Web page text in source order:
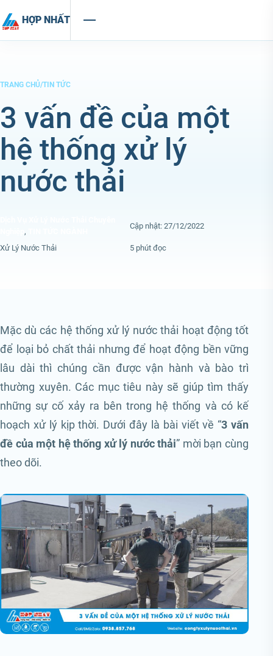
HỢP NHẤT
TRANG CHỦ/TIN TỨC
3 vấn đề của một
hệ thống xử lý
nước thải
,
Cập nhật: 27/12/2022
Xử Lý Nước Thải 5 phút đọc
Mặc dù các hệ thống xử lý nước thải hoạt động tốt
để loại bỏ chất thải nhưng để hoạt động bền vững
lâu dài thì chúng cần được vận hành và bào trì
thường xuyên. Các mục tiêu này sẽ giúp tìm thấy
những sự cố xảy ra bên trong hệ thống và có kế
hoạch xử lý kịp thời. Dưới đây là bài viết về “3 vấn
đề của một hệ thống xử lý nước thải” mời bạn cùng
theo dõi.